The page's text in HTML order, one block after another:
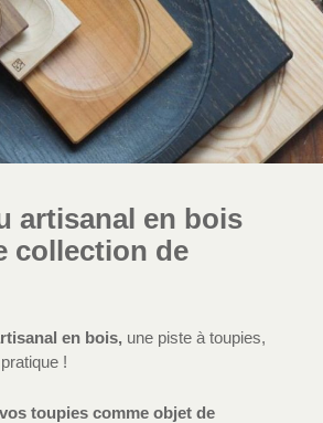
artisanal en bois
collection de
en bois, une piste à toupies,
!
toupies comme objet de